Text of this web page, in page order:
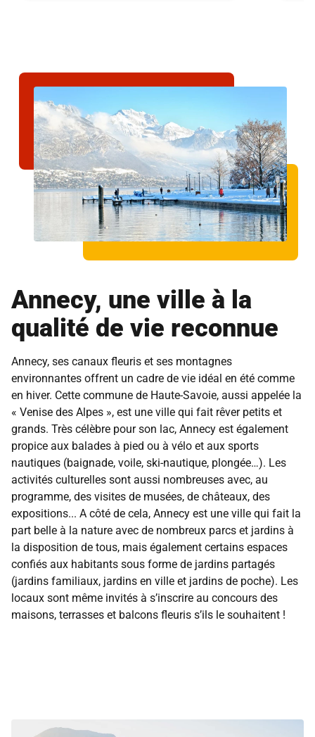
Annecy, une ville à la
qualité de vie reconnue
Annecy, ses canaux fleuris et ses montagnes
environnantes offrent un cadre de vie idéal en été comme
en hiver. Cette commune de Haute-Savoie, aussi appelée la
« Venise des Alpes », est une ville qui fait rêver petits et
grands. Très célèbre pour son lac, Annecy est également
propice aux balades à pied ou à vélo et aux sports
nautiques (baignade, voile, ski-nautique, plongée…). Les
activités culturelles sont aussi nombreuses avec, au
programme, des visites de musées, de châteaux, des
expositions... A côté de cela, Annecy est une ville qui fait la
part belle à la nature avec de nombreux parcs et jardins à
la disposition de tous, mais également certains espaces
confiés aux habitants sous forme de jardins partagés
(jardins familiaux, jardins en ville et jardins de poche). Les
locaux sont même invités à s’inscrire au concours des
maisons, terrasses et balcons fleuris s’ils le souhaitent !